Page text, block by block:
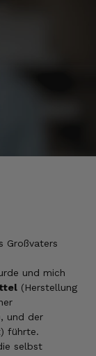
Großvaters
und mich
(Herstellung
und der
führte.
selbst